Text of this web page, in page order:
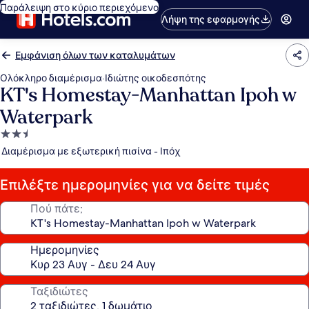
Παράλειψη στο κύριο περιεχόμενο
Λήψη της εφαρμογής
Εμφάνιση όλων των καταλυμάτων
Ολόκληρο διαμέρισμα·Ιδιώτης οικοδεσπότης
KT's Homestay-Manhattan Ipoh w
Waterpark
Κατάλυμα
με
αστέρια
Διαμέρισμα με εξωτερική πισίνα - Ιπόχ
Επιλέξτε ημερομηνίες για να δείτε τιμές
Πού πάτε;
Ημερομηνίες
Ταξιδιώτες